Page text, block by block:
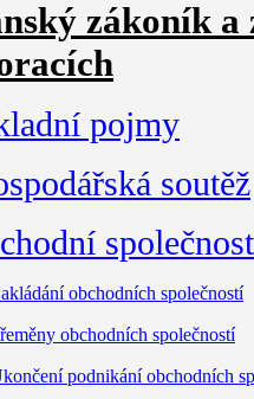
zákoník a
pojmy
soutěž
obchodních společností
obchodních společností
podnikání obchodních